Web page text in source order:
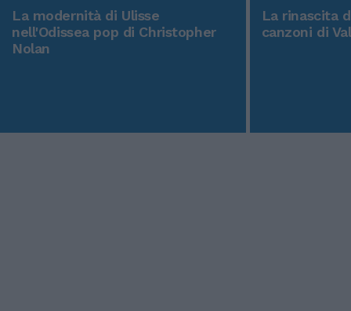
La modernità di Ulisse
nell'Odissea pop di Christopher
Nolan
La rinascita
canzoni di